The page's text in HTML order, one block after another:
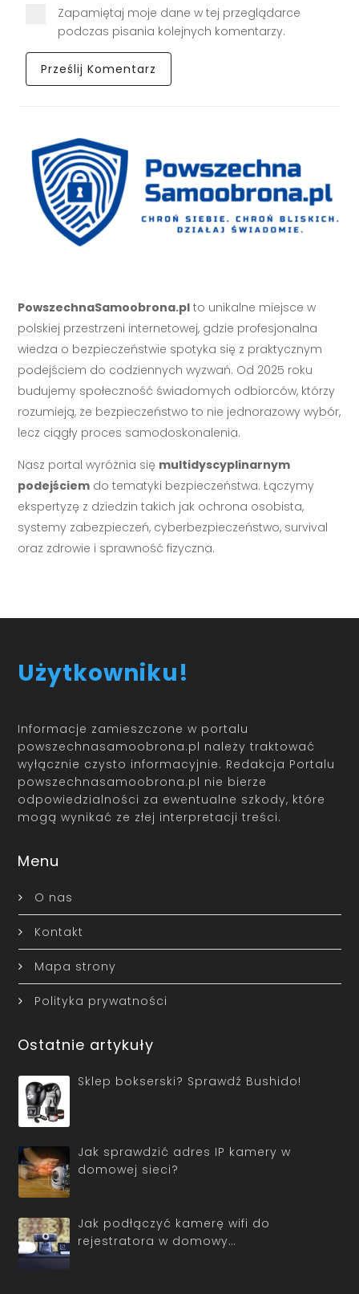
Zapamiętaj moje dane w tej przeglądarce
podczas pisania kolejnych komentarzy.
PowszechnaSamoobrona.pl to unikalne miejsce w
polskiej przestrzeni internetowej, gdzie profesjonalna
wiedza o bezpieczeństwie spotyka się z praktycznym
podejściem do codziennych wyzwań. Od 2025 roku
budujemy społeczność świadomych odbiorców, którzy
rozumieją, że bezpieczeństwo to nie jednorazowy wybór,
lecz ciągły proces samodoskonalenia.
Nasz portal wyróżnia się multidyscyplinarnym
podejściem do tematyki bezpieczeństwa. Łączymy
ekspertyzę z dziedzin takich jak ochrona osobista,
systemy zabezpieczeń, cyberbezpieczeństwo, survival
oraz zdrowie i sprawność fizyczna.
Użytkowniku!
Informacje zamieszczone w portalu
powszechnasamoobrona.pl należy traktować
wyłącznie czysto informacyjnie. Redakcja Portalu
powszechnasamoobrona.pl nie bierze
odpowiedzialności za ewentualne szkody, które
mogą wynikać ze złej interpretacji treści.
Menu
O nas
Kontakt
Mapa strony
Polityka prywatności
Ostatnie artykuły
Sklep bokserski? Sprawdź Bushido!
Jak sprawdzić adres IP kamery w
domowej sieci?
Jak podłączyć kamerę wifi do
rejestratora w domowy…